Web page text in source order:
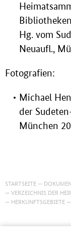
Hg. vom
Neuaufl.,
Fotografien:
Michael
der
München
STARTSEITE
VERZEICHNIS DER
HERKUNFTSGEBIETE